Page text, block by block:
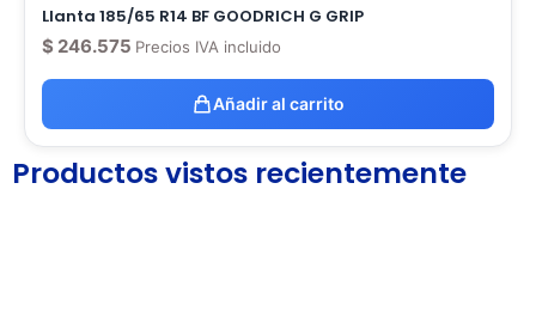
Llanta 185/65 R14 BF GOODRICH G GRIP
$ 246.575 Precios IVA incluido
Añadir al carrito
Productos vistos recientemente